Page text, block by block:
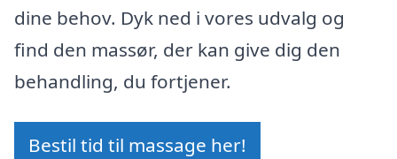
dine behov. Dyk ned i vores udvalg og
find den massør, der kan give dig den
behandling, du fortjener.
Bestil tid til massage her!